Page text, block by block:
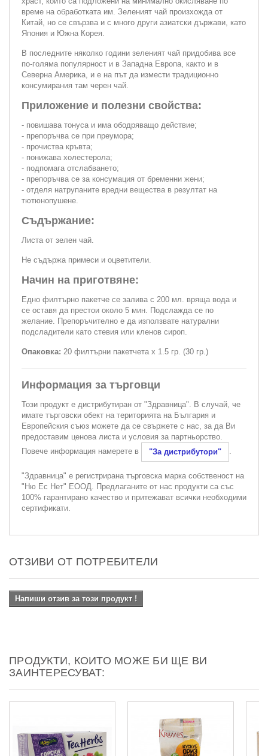
време на обработката им. Зеленият чай произхожда от
Китай, но се свързва и с много други азиатски държави, като
Япония и Южна Корея.
В последните няколко години зеленият чай придобива все
по-голяма популярност и в Западна Европа, както и в
Северна Америка, и е на път да измести традиционно
консумирания там черен чай.
Приложение и полезни свойства:
- повишава тонуса и има ободряващо действие;
- препоръчва се при преумора;
- прочиства кръвта;
- понижава холестерола;
- подпомага отслабването;
- препоръчва се за консумация от бременни жени;
- отделя натрупаните вредни вещества в резултат на
тютюнопушене.
Съдържание:
Листа от зелен чай.
Не съдържа примеси и оцветители.
Начин на приготвяне:
Едно филтърно пакетче се залива с 200 мл. вряща вода и
се оставя да престои около 5 мин. Подслажда се по
желание. Препоръчително е да използвате натурални
подсладители като стевия или кленов сироп.
Опаковка: 20 филтърни пакетчета x 1.5 гр. (30 гр.)
Информация за търговци
Този продукт е дистрибутиран от "Здравница". В случай, че
имате търговски обект на територията на България и
Европейския съюз можете да се свържете с нас, за да Ви
предоставим ценова листа и условия за партньорство.
Повече информация намерете в
"За дистрибутори" .
"Здравница" е регистрирана търговска марка собственост на
"Ню Ес Нет" ЕООД. Предлаганите от нас продукти са със
100% гарантирано качество и притежават всички необходими
сертификати.
ОТЗИВИ ОТ ПОТРЕБИТЕЛИ
Напиши отзив за този продукт !
ПРОДУКТИ, КОИТО МОЖЕ БИ ЩЕ ВИ
ЗАИНТЕРЕСУВАТ: